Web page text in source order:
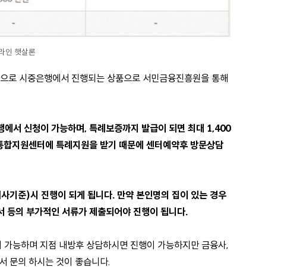
인 햇살론
시중은행에서 진행되는 상품으로 서민금융진흥원을 통해
서 신청이 가능하며, 특례보증까지 발급이 되면 최대 1,400
지원센터에 특례지원을 받기 때문에 센터예약후 방문상담
기준)시 진행이 되게 됩니다. 만약 본인명의 집이 있는 경우
등의 부가적인 서류가 제출되어야 진행이 됩니다.
능하며 지점 내방후 상담하시면 진행이 가능하지만 금융사,
문의 하시는 것이 좋습니다.